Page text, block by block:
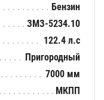
Бензин
ЗМЗ-5234.10
122.4 л.с
Пригородный
7000 мм
МКПП